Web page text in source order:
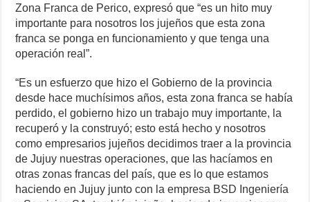
Zona Franca de Perico, expresó que “es un hito muy
importante para nosotros los jujeños que esta zona
franca se ponga en funcionamiento y que tenga una
operación real”.
“Es un esfuerzo que hizo el Gobierno de la provincia
desde hace muchísimos años, esta zona franca se había
perdido, el gobierno hizo un trabajo muy importante, la
recuperó y la construyó; esto está hecho y nosotros
como empresarios jujeños decidimos traer a la provincia
de Jujuy nuestras operaciones, que las hacíamos en
otras zonas francas del país, que es lo que estamos
haciendo en Jujuy junto con la empresa BSD Ingeniería